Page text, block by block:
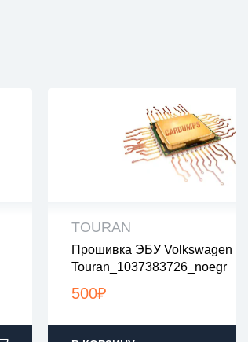
TOURAN
Прошивка ЭБУ Volkswagen
Touran_1037383726_noegr
500₽
все файлы проверены на
все файлы в архивах zip или
загрузка с 9:00-22:00 по Москве